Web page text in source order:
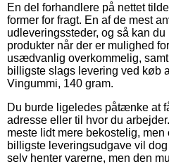
En del forhandlere på nettet
former for fragt. En af de mest
udleveringssteder, og så kan
produkter når der er mulighed
usædvanlig overkommelig,
billigste slags levering ved køb
Vingummi, 140 gram.
Du burde ligeledes påtænke at
adresse eller til hvor du
meste lidt mere bekostelig,
billigste leveringsudgave vil
selv henter varerne, men den